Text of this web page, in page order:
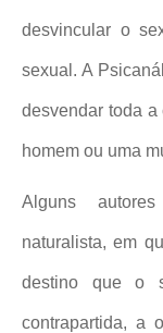
desvincular o
sexual. A
desvendar toda
homem ou uma
Alguns
naturalista, em
destino que o
contrapartida, a